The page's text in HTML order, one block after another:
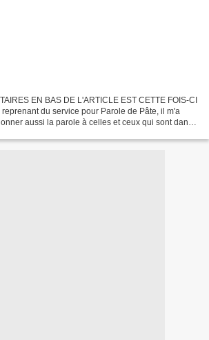
EN BAS DE L'ARTICLE EST CETTE FOIS-CI
du service pour Parole de Pâte, il m'a
aussi la parole à celles et ceux qui sont dans